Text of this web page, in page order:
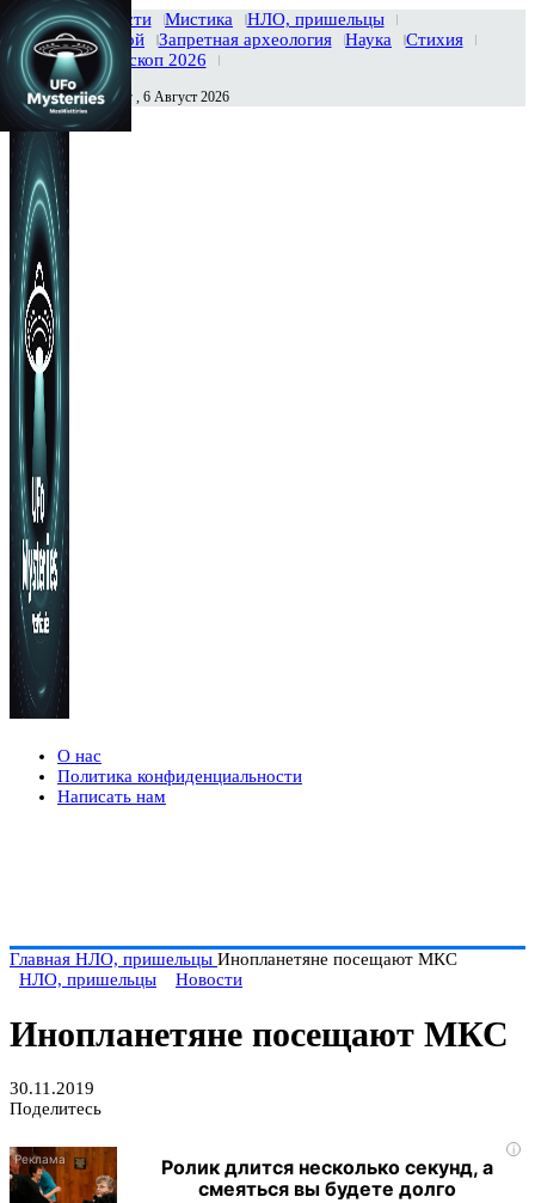
Главная Новости Мистика
НЛО, пришельцы
Тайны вселенной
Запретная археология Наука
Стихия
История
Гороскоп 2026
Сегодня Четверг , 6 Август 2026
О нас
Политика конфиденциальности
Написать нам
Главная НЛО, пришельцы Инопланетяне посещают МКС
НЛО, пришельцы
Новости
Инопланетяне посещают МКС
30.11.2019
Поделитесь
i
Ролик длится несколько секунд, а
смеяться вы будете долго